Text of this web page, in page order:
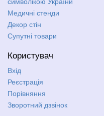
Медичні стенди
Декор стін
Супутні товари
Користувач
Вхід
Реєстрація
Порівняння
Зворотний дзвінок